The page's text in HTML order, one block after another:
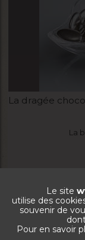
La dragée
La
Le site
utilise des
souvenir de
Pour en savoir